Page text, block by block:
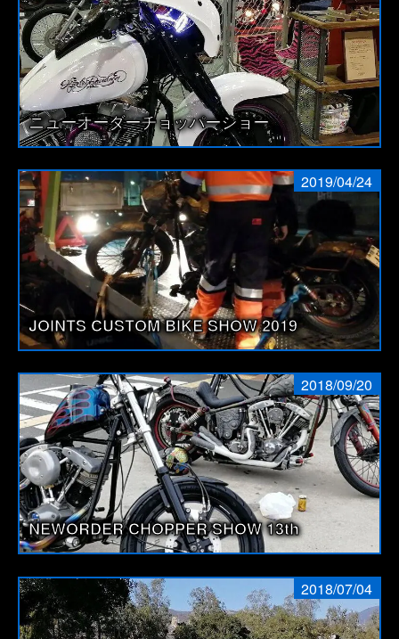
ニューオーダーチョッパーショー
2019/04/24
JOINTS CUSTOM BIKE SHOW 2019
2018/09/20
NEWORDER CHOPPER SHOW 13th
2018/07/04